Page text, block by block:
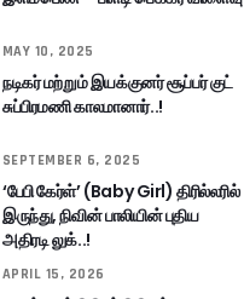
MAY 10, 2025
நடிகர் மற்றும் இயக்குனர் சூப்பர் குட்
சுப்பிரமணி காலமானார்..!
SEPTEMBER 6, 2025
‘பேபி கேர்ள்’ (Baby Girl) திரில்லரில்
இருந்து, நிவின் பாலியின் புதிய
அதிரடி லுக்..!
APRIL 15, 2026